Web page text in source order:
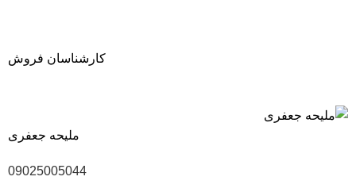
کارشناسان فروش
ملیحه جعفری
09025005044